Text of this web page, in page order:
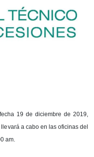
19 de diciembre de 2019,
a cabo en las oficinas del
am.